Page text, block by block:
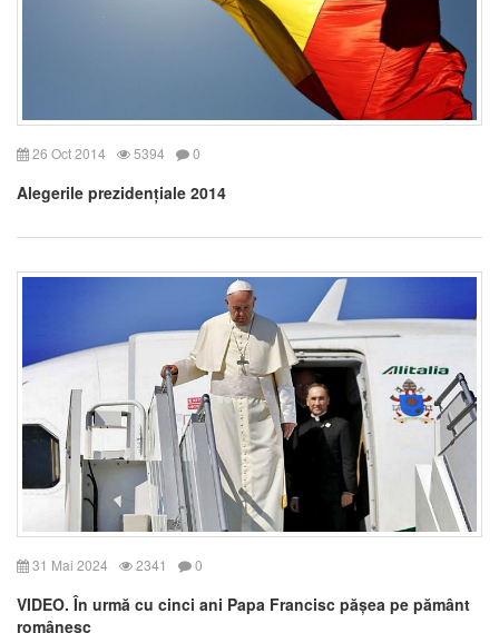
26 Oct 2014 5394 0
Alegerile prezidențiale 2014
31 Mai 2024 2341 0
VIDEO. În urmă cu cinci ani Papa Francisc pășea pe pământ
românesc